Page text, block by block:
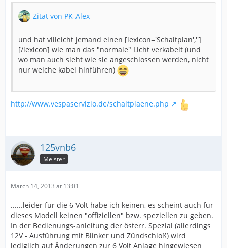
Zitat von PK-Alex
und hat villeicht jemand einen [lexicon='Schaltplan','']
[/lexicon] wie man das "normale" Licht verkabelt (und
wo man auch sieht wie sie angeschlossen werden, nicht
nur welche kabel hinführen)
http://www.vespaservizio.de/schaltplaene.php
125vnb6
Meister
March 14, 2013 at 13:01
......leider für die 6 Volt habe ich keinen, es scheint auch für
dieses Modell keinen "offiziellen" bzw. speziellen zu geben.
In der Bedienungs-anleitung der österr. Spezial (allerdings
12V - Ausführung mit Blinker und Zündschloß) wird
lediglich auf Änderungen zur 6 Volt Anlage hingewiesen